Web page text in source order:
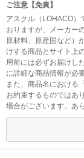
ご注意【免責】
アスクル（LOHACO）
おりますが、メーカー
原材料、原産国など）
けする商品とサイト上
用前には必ずお届けし
に詳細な商品情報が必
また、商品名における
お約束するものではあ
場合がございます。あ